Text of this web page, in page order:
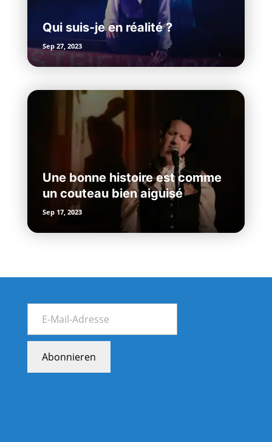
Qui suis-je en réalité ?
Sep 27, 2023
Une bonne histoire est comme
un couteau bien aiguisé
Sep 17, 2023
Abonnieren